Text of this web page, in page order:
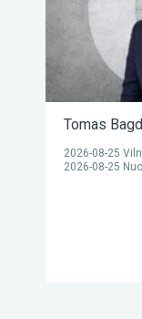
Tomas
2026-08-25
2026-08-25